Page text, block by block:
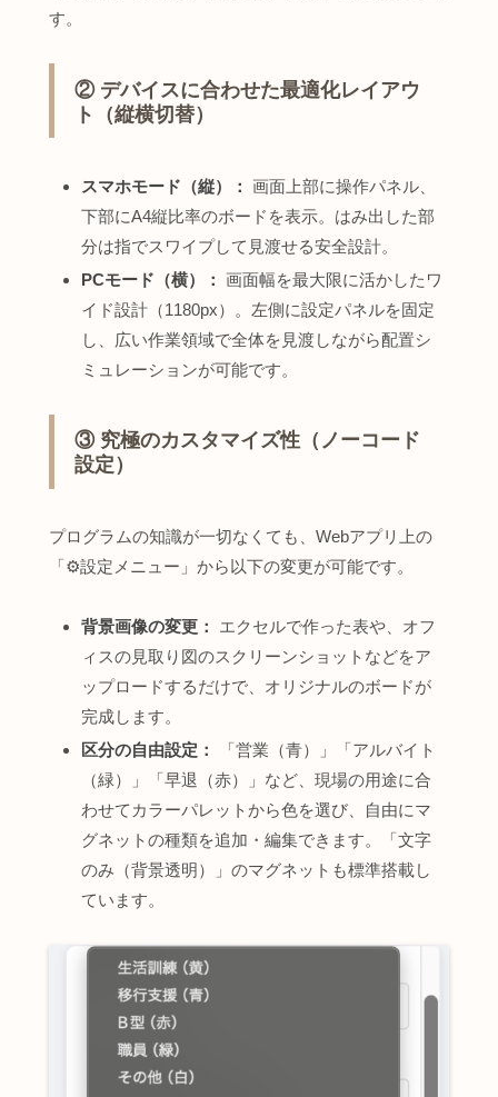
す。
② デバイスに合わせた最適化レイアウ
ト（縦横切替）
スマホモード（縦）：
画面上部に操作パネル、
下部にA4縦比率のボードを表示。はみ出した部
分は指でスワイプして見渡せる安全設計。
PCモード（横）：
画面幅を最大限に活かしたワ
イド設計（1180px）。左側に設定パネルを固定
し、広い作業領域で全体を見渡しながら配置シ
ミュレーションが可能です。
③ 究極のカスタマイズ性（ノーコード
設定）
プログラムの知識が一切なくても、Webアプリ上の
「⚙️設定メニュー」から以下の変更が可能です。
背景画像の変更：
エクセルで作った表や、オフ
ィスの見取り図のスクリーンショットなどをア
ップロードするだけで、オリジナルのボードが
完成します。
区分の自由設定：
「営業（青）」「アルバイト
（緑）」「早退（赤）」など、現場の用途に合
わせてカラーパレットから色を選び、自由にマ
グネットの種類を追加・編集できます。「文字
のみ（背景透明）」のマグネットも標準搭載し
ています。